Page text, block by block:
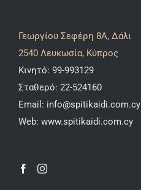
Γεωργίου Σεφέρη 8A, Δάλι
2540 Λευκωσία, Κύπρος
Κινητό: 99-993129
Σταθερό: 22-524160
Email: info@spitikaidi.com.cy
Web: www.spitikaidi.com.cy